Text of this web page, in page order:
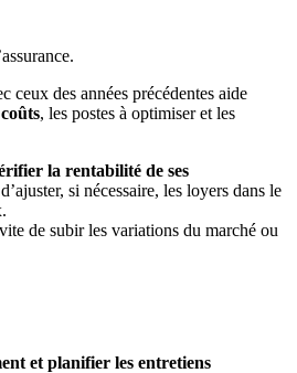
ceux des années précédentes aide
, les postes à optimiser et les
la rentabilité de ses
si nécessaire, les loyers dans le
de subir les variations du marché ou
et planifier les entretiens